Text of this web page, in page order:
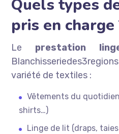
Quels types
pris en charge
Le prestation
variété de textiles :
Vêtements du
shirts…)
Linge de lit (draps,